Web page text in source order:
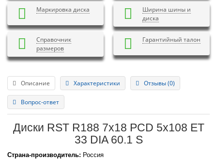
Маркировка диска
Ширина шины и
диска
Справочник
размеров
Гарантийный талон
Описание Характеристики Отзывы (0)
Вопрос-ответ
Диски RST R188 7x18 PCD 5x108 ET
33 DIA 60.1 S
Страна-производитель: Россия